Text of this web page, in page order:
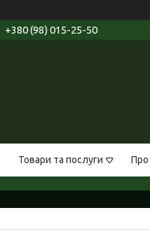
+380 (98) 015-25-50
Товари та послуги Про